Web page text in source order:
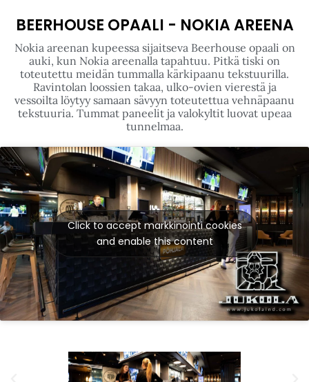
BEERHOUSE OPAALI - NOKIA AREENA
Nokia areenan kupeessa sijaitseva Beerhouse opaali on
auki, kun Nokia areenalla tapahtuu. Pitkä tiski on
toteutettu meidän tummalla kärkipaanu tekstuurilla.
Ravintolan loossien takaa, ulko-ovien vierestä ja
vessoilta löytyy samaan sävyyn toteutettua vehnäpaanu
tekstuuria. Tummat paneelit ja valokyltit luovat upeaa
tunnelmaa.
Click to accept markkinointi cookies
and enable this content